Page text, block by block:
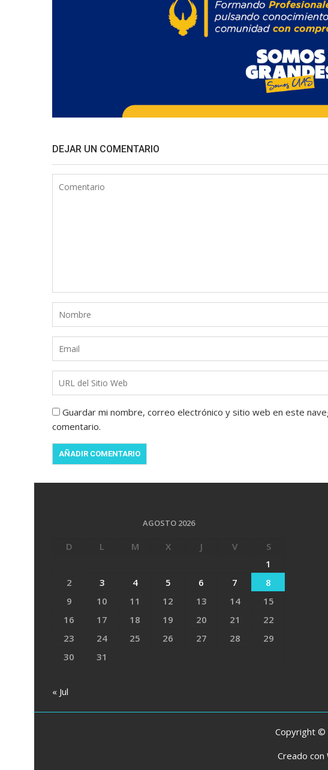
DEJAR UN COMENTARIO
Guardar mi nombre, correo electrónico y sitio web en este
comentario.
AGOSTO 2026
D L M X J V
S
1
2
3 4 5 6 7
8
9
10 11 12 13 14
15
16
17 18 19 20 21
22
23
24 25 26 27 28
29
30
31
« Jul
Copyright ©
Creado